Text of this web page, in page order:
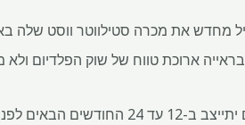
ארוכת טווח של שוק הפלדיום ולא
הזו", אמר סטיוארט.